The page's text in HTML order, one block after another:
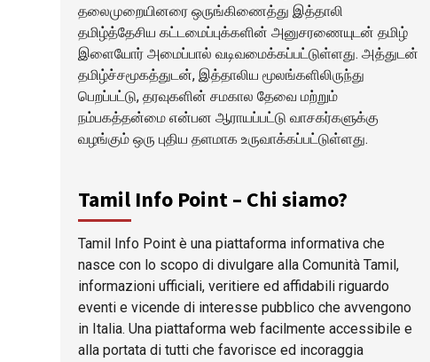
தலைமுறையினரை ஒருங்கிணைத்து இத்தாலி
தமிழ்த்தேசிய கட்டமைப்புக்களின் அனுசரணையுடன் தமிழ்
இளையோர் அமைப்பால் வடிவமைக்கப்பட்டுள்ளது. அத்துடன்
தமிழ்ச்சமூகத்துடன், இத்தாலிய மூலங்களிலிருந்து
பெறப்பட்டு, தரவுகளின் சமகால தேவை மற்றும்
நம்பகத்தன்மை என்பன ஆராயப்பட்டு வாசகர்களுக்கு
வழங்கும் ஒரு புதிய தளமாக உருவாக்கப்பட்டுள்ளது.
Tamil Info Point – Chi siamo?
Tamil Info Point è una piattaforma informativa che
nasce con lo scopo di divulgare alla Comunità Tamil,
informazioni ufficiali, veritiere ed affidabili riguardo
eventi e vicende di interesse pubblico che avvengono
in Italia. Una piattaforma web facilmente accessibile e
alla portata di tutti che favorisce ed incoraggia